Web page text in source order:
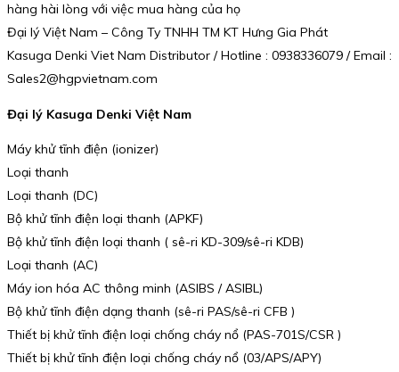
hàng hài lòng với việc mua hàng của họ
Đại lý Việt Nam – Công Ty TNHH TM KT Hưng Gia Phát
Kasuga Denki Viet Nam Distributor / Hotline : 0938336079 / Email :
Sales2@hgpvietnam.com
Đại lý Kasuga Denki Việt Nam
Máy khử tĩnh điện (ionizer)
Loại thanh
Loại thanh (DC)
Bộ khử tĩnh điện loại thanh (APKF)
Bộ khử tĩnh điện loại thanh ( sê-ri KD-309/sê-ri KDB)
Loại thanh (AC)
Máy ion hóa AC thông minh (ASIBS / ASIBL)
Bộ khử tĩnh điện dạng thanh (sê-ri PAS/sê-ri CFB )
Thiết bị khử tĩnh điện loại chống cháy nổ (PAS-701S/CSR )
Thiết bị khử tĩnh điện loại chống cháy nổ (03/APS/APY)